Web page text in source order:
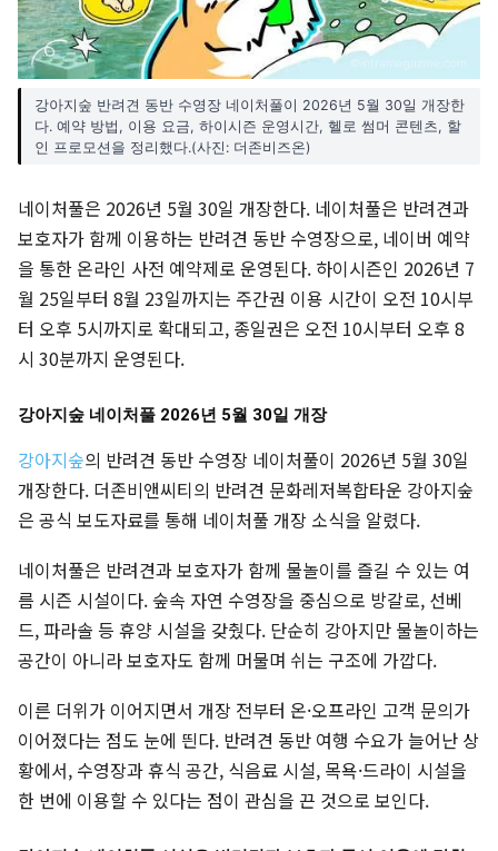
강아지숲 반려견 동반 수영장 네이처풀이 2026년 5월 30일 개장한
다. 예약 방법, 이용 요금, 하이시즌 운영시간, 헬로 썸머 콘텐츠, 할
인 프로모션을 정리했다.(사진: 더존비즈온)
네이처풀은 2026년 5월 30일 개장한다. 네이처풀은 반려견과
보호자가 함께 이용하는 반려견 동반 수영장으로, 네이버 예약
을 통한 온라인 사전 예약제로 운영된다. 하이시즌인 2026년 7
월 25일부터 8월 23일까지는 주간권 이용 시간이 오전 10시부
터 오후 5시까지로 확대되고, 종일권은 오전 10시부터 오후 8
시 30분까지 운영된다.
강아지숲 네이처풀 2026년 5월 30일 개장
강아지숲의 반려견 동반 수영장 네이처풀이 2026년 5월 30일
개장한다. 더존비앤씨티의 반려견 문화레저복합타운 강아지숲
은 공식 보도자료를 통해 네이처풀 개장 소식을 알렸다.
네이처풀은 반려견과 보호자가 함께 물놀이를 즐길 수 있는 여
름 시즌 시설이다. 숲속 자연 수영장을 중심으로 방갈로, 선베
드, 파라솔 등 휴양 시설을 갖췄다. 단순히 강아지만 물놀이하는
공간이 아니라 보호자도 함께 머물며 쉬는 구조에 가깝다.
이른 더위가 이어지면서 개장 전부터 온·오프라인 고객 문의가
이어졌다는 점도 눈에 띈다. 반려견 동반 여행 수요가 늘어난 상
황에서, 수영장과 휴식 공간, 식음료 시설, 목욕·드라이 시설을
한 번에 이용할 수 있다는 점이 관심을 끈 것으로 보인다.